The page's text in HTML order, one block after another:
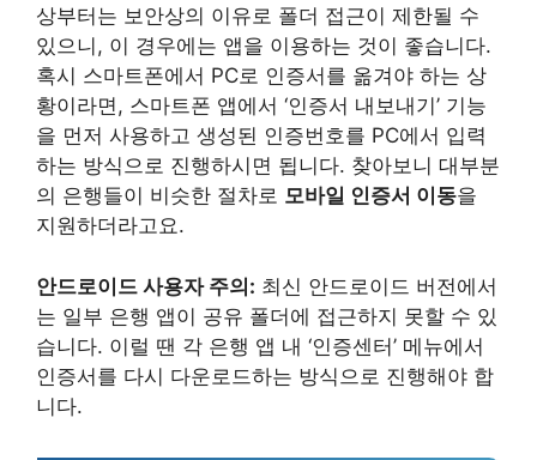
상부터는 보안상의 이유로 폴더 접근이 제한될 수
있으니, 이 경우에는 앱을 이용하는 것이 좋습니다.
혹시 스마트폰에서 PC로 인증서를 옮겨야 하는 상
황이라면, 스마트폰 앱에서 ‘인증서 내보내기’ 기능
을 먼저 사용하고 생성된 인증번호를 PC에서 입력
하는 방식으로 진행하시면 됩니다. 찾아보니 대부분
의 은행들이 비슷한 절차로 모바일 인증서 이동을
지원하더라고요.
안드로이드 사용자 주의: 최신 안드로이드 버전에서
는 일부 은행 앱이 공유 폴더에 접근하지 못할 수 있
습니다. 이럴 땐 각 은행 앱 내 ‘인증센터’ 메뉴에서
인증서를 다시 다운로드하는 방식으로 진행해야 합
니다.